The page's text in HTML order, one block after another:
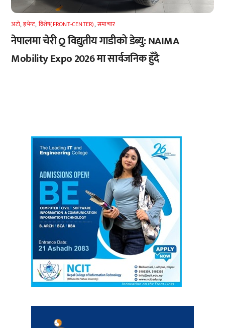
अटाे,इभेन्ट, विशेष(FRONT-CENTER),समाचार
नेपालमा चेरी Q विद्युतीय गाडीको डेब्यु: NAIMA
Mobility Expo 2026 मा सार्वजनिक हुँदै